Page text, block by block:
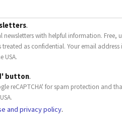
.
newsletters with helpful information. Free,
as confidential. Your email address
USA.
button.
reCAPTCHA' for spam protection and
and privacy policy.